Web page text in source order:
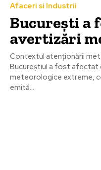
Afaceri si Industrii
București a
avertizări
Contextul atenționării
Bucureștiul a fost afectat
meteorologice extreme,
emită...